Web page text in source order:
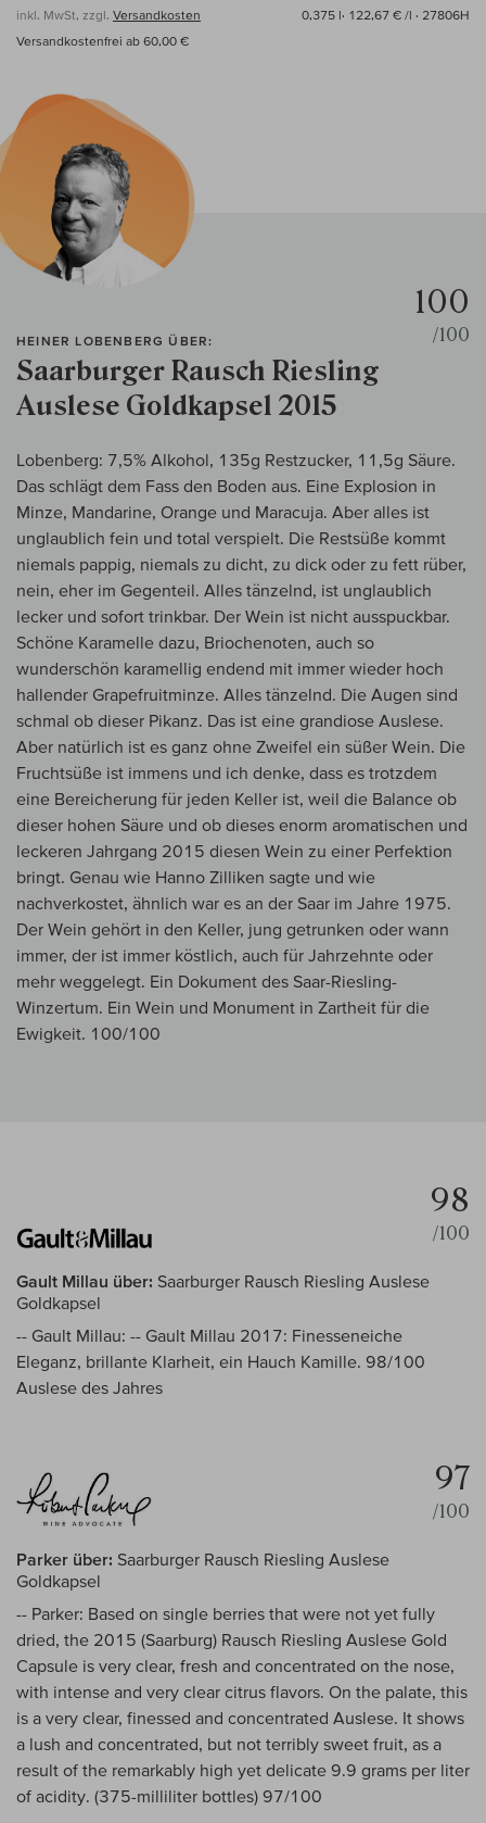
inkl. MwSt, zzgl. Versandkosten 0,375 l· 122,67 € /l · 27806H
Versandkostenfrei ab 60,00 €
HEINER LOBENBERG ÜBER:
Saarburger Rausch Riesling
Auslese Goldkapsel 2015
100
/100
Lobenberg: 7,5% Alkohol, 135g Restzucker, 11,5g Säure.
Das schlägt dem Fass den Boden aus. Eine Explosion in
Minze, Mandarine, Orange und Maracuja. Aber alles ist
unglaublich fein und total verspielt. Die Restsüße kommt
niemals pappig, niemals zu dicht, zu dick oder zu fett rüber,
nein, eher im Gegenteil. Alles tänzelnd, ist unglaublich
lecker und sofort trinkbar. Der Wein ist nicht ausspuckbar.
Schöne Karamelle dazu, Briochenoten, auch so
wunderschön karamellig endend mit immer wieder hoch
hallender Grapefruitminze. Alles tänzelnd. Die Augen sind
schmal ob dieser Pikanz. Das ist eine grandiose Auslese.
Aber natürlich ist es ganz ohne Zweifel ein süßer Wein. Die
Fruchtsüße ist immens und ich denke, dass es trotzdem
eine Bereicherung für jeden Keller ist, weil die Balance ob
dieser hohen Säure und ob dieses enorm aromatischen und
leckeren Jahrgang 2015 diesen Wein zu einer Perfektion
bringt. Genau wie Hanno Zilliken sagte und wie
nachverkostet, ähnlich war es an der Saar im Jahre 1975.
Der Wein gehört in den Keller, jung getrunken oder wann
immer, der ist immer köstlich, auch für Jahrzehnte oder
mehr weggelegt. Ein Dokument des Saar-Riesling-
Winzertum. Ein Wein und Monument in Zartheit für die
Ewigkeit. 100/100
98
/100
Gault Millau über: Saarburger Rausch Riesling Auslese
Goldkapsel
-- Gault Millau: -- Gault Millau 2017: Finesseneiche
Eleganz, brillante Klarheit, ein Hauch Kamille. 98/100
Auslese des Jahres
97
/100
Parker über: Saarburger Rausch Riesling Auslese
Goldkapsel
-- Parker: Based on single berries that were not yet fully
dried, the 2015 (Saarburg) Rausch Riesling Auslese Gold
Capsule is very clear, fresh and concentrated on the nose,
with intense and very clear citrus flavors. On the palate, this
is a very clear, finessed and concentrated Auslese. It shows
a lush and concentrated, but not terribly sweet fruit, as a
result of the remarkably high yet delicate 9.9 grams per liter
of acidity. (375-milliliter bottles) 97/100